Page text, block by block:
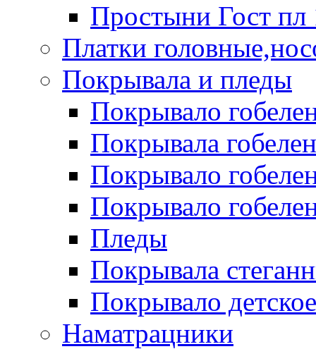
Простыни Гост пл
Платки
Покрывала и пледы
Покрывало
Покрывала гобелен
Покрывало
Покрывало
Пледы
Покрывала
Покрывало
Наматрацники